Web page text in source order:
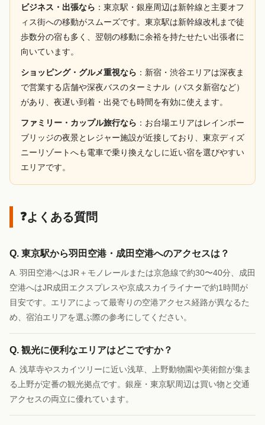
ビジネス・出張なら ：東京駅・銀座周辺は新幹線と主要オフ
ィス街への移動がスムーズです。東京駅は新幹線改札まで徒
歩数分の宿も多く、翌朝の移動に余裕を持たせたい出張者に
向いています。
ショッピング・グルメ重視なら ：新宿・渋谷エリアは深夜ま
で営業する店舗や深夜バスのターミナル（バスタ新宿など）
があり、夜遅い到着・出発でも時間を有効に使えます。
ファミリー・カップル旅行なら ：お台場エリアはレインボー
ブリッジの夜景とレジャー施設が近接しており、東京ディズ
ニーリゾートへも電車で乗り換えなしに近い宿を選びやすい
エリアです。
よくある質問
Q. 東京駅から羽田空港・成田空港へのアクセスは？
A. 羽田空港へはJR＋モノレールまたは京急線で約30〜40分、成田
空港へはJR成田エクスプレスや京成スカイライナーで約1時間が
目安です。エリアによって最寄りの空港アクセス経路が異なるた
め、宿泊エリアを選ぶ際の参考にしてください。
Q. 観光に便利なエリアはどこですか？
A. 浅草寺やスカイツリーに近い浅草、上野動物園や美術館が集ま
る上野が定番の観光拠点です。銀座・東京駅周辺は買い物と交通
アクセスの両立に優れています。